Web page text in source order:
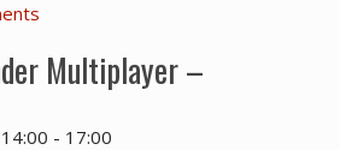
Multiplayer –
- 17:00